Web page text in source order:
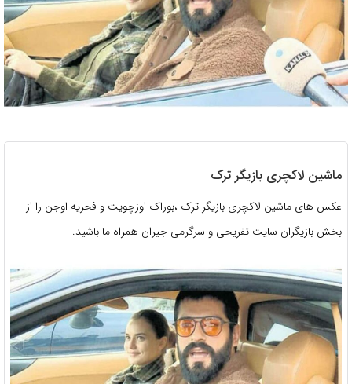
ماشین لاکچری بازیگر ترک
عکس های ماشین لاکچری بازیگر ترک ،بوراک اوزچویت و فحریه اوجن را از
بخش بازیگران سایت تفریحی و سرگرمی جیران همراه ما باشید.